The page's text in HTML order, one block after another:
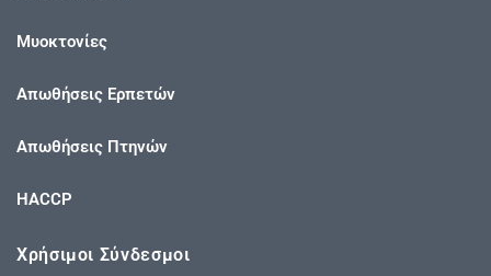
Μυοκτονίες
Απωθήσεις Ερπετών
Απωθήσεις Πτηνών
HACCP
Χρήσιμοι Σύνδεσμοι